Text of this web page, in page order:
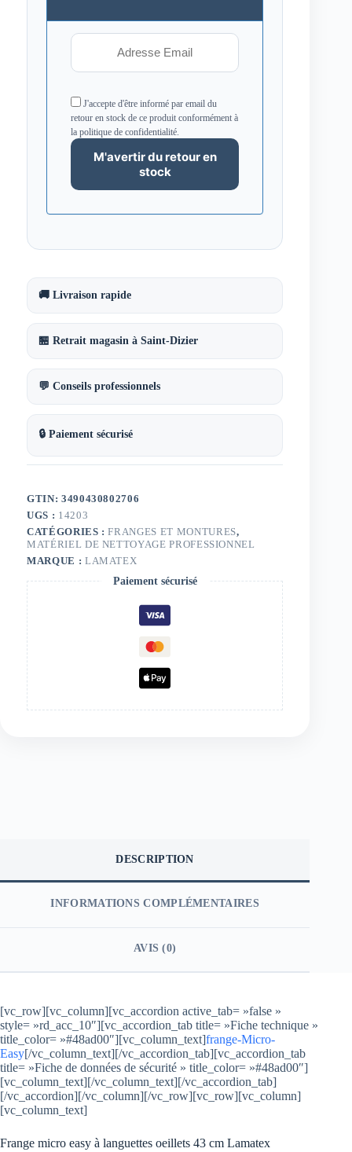
J'accepte d'être informé par email du
retour en stock de ce produit conformément à
la politique de confidentialité.
🚚 Livraison rapide
🏪 Retrait magasin à Saint-Dizier
💬 Conseils professionnels
🔒 Paiement sécurisé
GTIN: 3490430802706
UGS : 14203
CATÉGORIES :FRANGES ET MONTURES,
MATÉRIEL DE NETTOYAGE PROFESSIONNEL
MARQUE : LAMATEX
Paiement sécurisé
DESCRIPTION
INFORMATIONS COMPLÉMENTAIRES
AVIS (0)
[vc_row][vc_column][vc_accordion active_tab= »false »
style= »rd_acc_10″][vc_accordion_tab title= »Fiche technique »
title_color= »#48ad00″][vc_column_text]frange-Micro-
Easy[/vc_column_text][/vc_accordion_tab][vc_accordion_tab
title= »Fiche de données de sécurité » title_color= »#48ad00″]
[vc_column_text][/vc_column_text][/vc_accordion_tab]
[/vc_accordion][/vc_column][/vc_row][vc_row][vc_column]
[vc_column_text]
Frange micro easy à languettes oeillets 43 cm Lamatex